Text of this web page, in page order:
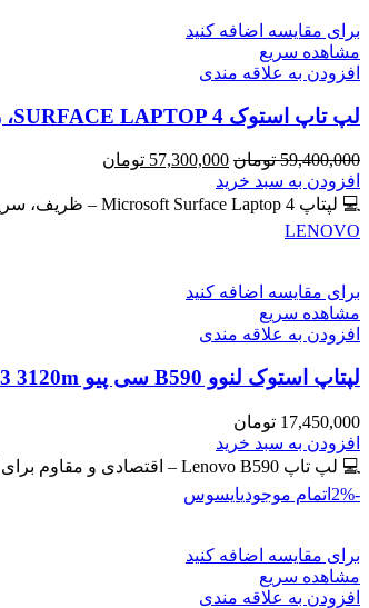
برای مقایسه اضافه کنید
مشاهده سریع
افزودن به علاقه مندی
لپ تاپ استوک SURFACE LAPTOP 4، رم 8GB، حافظه 256G
59,400,000 تومان قیمت
اصلی
59,400,000 تومان
57,300,000 تومان
افزودن به سبد خرید
💻 لپتاپ Microsoft Surface Laptop 4 – ظریف، سریع و ایده‌آل برای کار و تحصیل 🔖 کد محصول: #41102 📸
LENOVO
برای مقایسه اضافه کنید
مشاهده سریع
افزودن به علاقه مندی
لپتاپ استوک لنوو B590 سی پیو Core i3 3120m رم 4GB حافظه 500GB HDD گرافیک مجزا
17,450,000 تومان
افزودن به سبد خرید
💻 لپ تاپ Lenovo B590 – اقتصادی و مقاوم برای کارهای روزمره با گرافیک مجزای جیفورس 🔖 کد محصول: #41129
-2%
اتمام موجودیایسوس
برای مقایسه اضافه کنید
مشاهده سریع
افزودن به علاقه مندی